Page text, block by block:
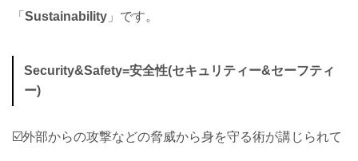
「 Sustainability 」です。
Security&Safety=安全性(セキュリティー&セーフティ
ー)
☑️外部からの攻撃などの脅威から身を守る術が講じられて